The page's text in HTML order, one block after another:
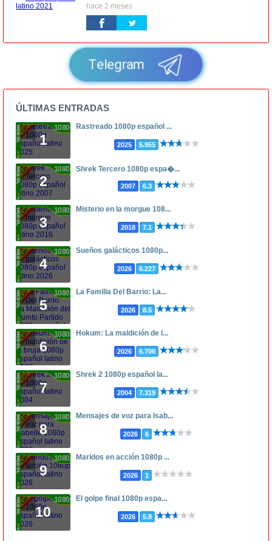
hace 2 meses
Telegram
ÚLTIMAS ENTRADAS
1
1080p Rastreado 1080p español ...
2025 5.955
2
1080p Shrek Tercero 1080p espa�...
2007 6.3
3
1080p Misterio en la morgue 108...
2018 7.1
4
1080p Sueños galácticos 1080p...
2026 6.227
5
1080p La Familia Del Barrio: La...
2026 8.5
6
1080p Hokum: La maldición de l...
2026 6.706
7
1080p Shrek 2 1080p español la...
2004 7.319
8
1080p Mensajes de voz para Isab...
2026 6
9
1080p Maridos en acción 1080p ...
2026 1
10
1080p El golpe final 1080p espa...
2026 5.8